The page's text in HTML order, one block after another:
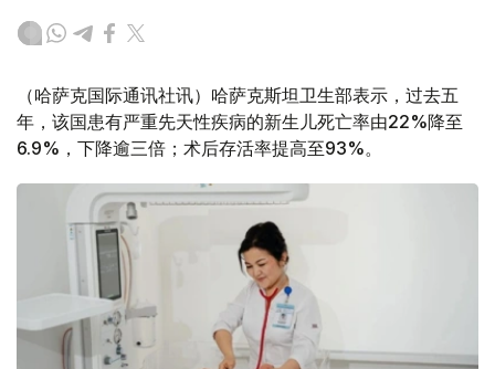
（哈萨克国际通讯社讯）哈萨克斯坦卫生部表示，过去五
年，该国患有严重先天性疾病的新生儿死亡率由22%降至
6.9%，下降逾三倍；术后存活率提高至93%。